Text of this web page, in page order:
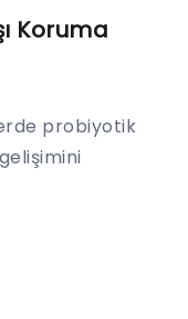
Koruma
probiyotik